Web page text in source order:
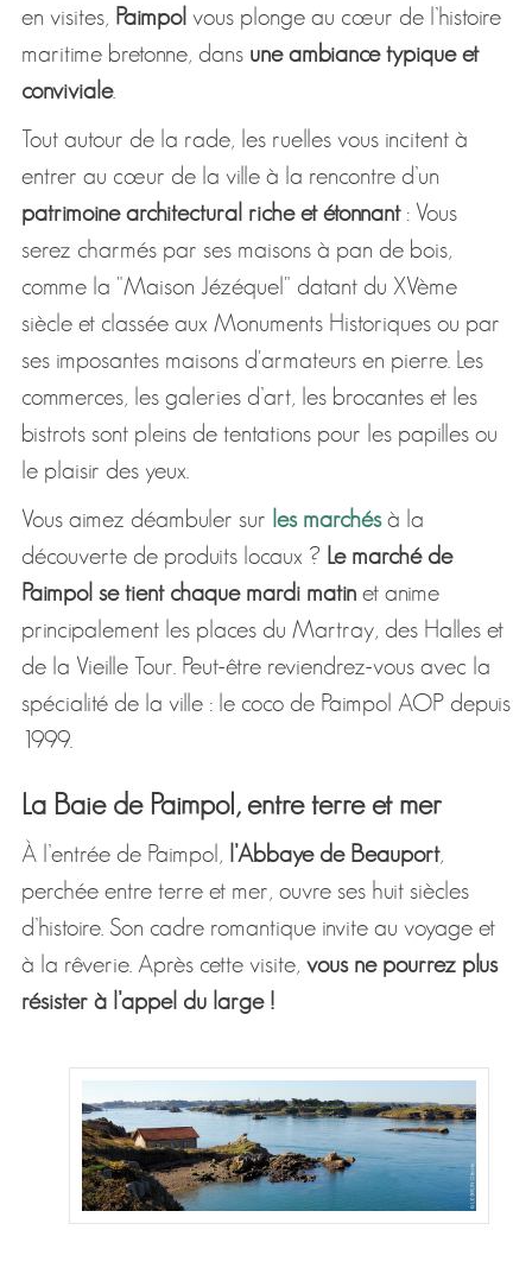
en visites, Paimpol vous plonge au cœur de l’histoire
maritime bretonne, dans une ambiance typique et
conviviale.
Tout autour de la rade, les ruelles vous incitent à
entrer au cœur de la ville à la rencontre d’un
patrimoine architectural riche et étonnant: Vous
serez charmés par ses maisons à pan de bois,
comme la "Maison Jézéquel" datant du XVème
siècle et classée aux Monuments Historiques ou par
ses imposantes maisons d'armateurs en pierre. Les
commerces, les galeries d’art, les brocantes et les
bistrots sont pleins de tentations pour les papilles ou
le plaisir des yeux.
Vous aimez déambuler sur les marchésà la
découverte de produits locaux ? Le marché de
Paimpol se tient chaque mardi matinet anime
principalement les places du Martray, des Halles et
de la Vieille Tour. Peut-être reviendrez-vous avec la
spécialité de la ville : le coco de Paimpol AOP depuis
1999.
La Baie de Paimpol, entre terre et mer
À l’entrée de Paimpol, l’Abbaye de Beauport,
perchée entre terre et mer, ouvre ses huit siècles
d’histoire. Son cadre romantique invite au voyage et
à la rêverie. Après cette visite, vous ne pourrez plus
résister à l’appel du large !